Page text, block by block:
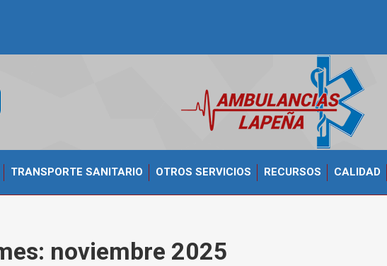
TRANSPORTE SANITARIO OTROS SERVICIOS RECURSOS CALIDAD
noviembre 2025